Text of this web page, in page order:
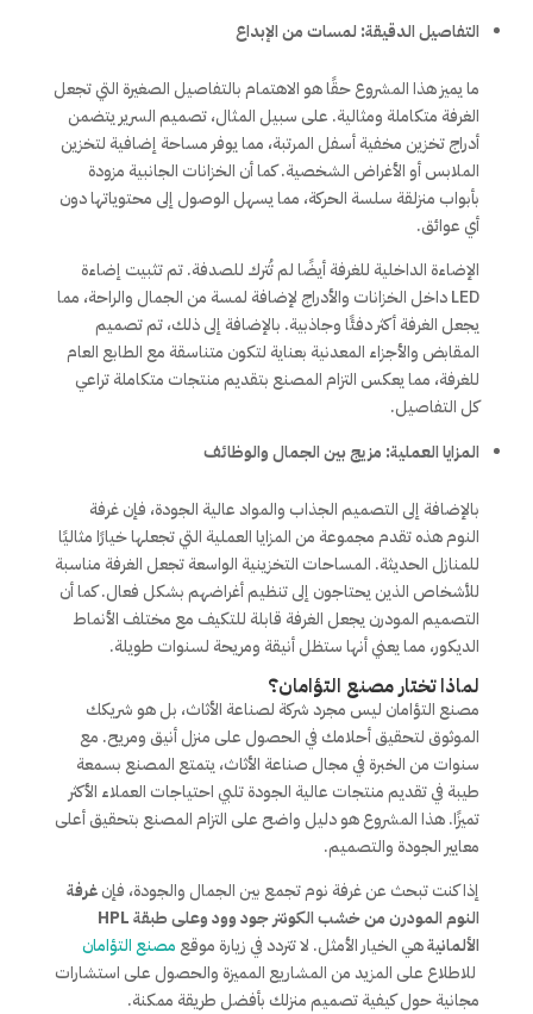
التفاصيل الدقيقة: لمسات من الإبداع
ما يميز هذا المشروع حقًا هو الاهتمام بالتفاصيل الصغيرة التي تجعل
الغرفة متكاملة ومثالية. على سبيل المثال، تصميم السرير يتضمن
أدراج تخزين مخفية أسفل المرتبة، مما يوفر مساحة إضافية لتخزين
الملابس أو الأغراض الشخصية. كما أن الخزانات الجانبية مزودة
بأبواب منزلقة سلسة الحركة، مما يسهل الوصول إلى محتوياتها دون
أي عوائق.
الإضاءة الداخلية للغرفة أيضًا لم تُترك للصدفة. تم تثبيت إضاءة
LED داخل الخزانات والأدراج لإضافة لمسة من الجمال والراحة، مما
يجعل الغرفة أكثر دفئًا وجاذبية. بالإضافة إلى ذلك، تم تصميم
المقابض والأجزاء المعدنية بعناية لتكون متناسقة مع الطابع العام
للغرفة، مما يعكس التزام المصنع بتقديم منتجات متكاملة تراعي
كل التفاصيل.
المزايا العملية: مزيج بين الجمال والوظائف
بالإضافة إلى التصميم الجذاب والمواد عالية الجودة، فإن غرفة
النوم هذه تقدم مجموعة من المزايا العملية التي تجعلها خيارًا مثاليًا
للمنازل الحديثة. المساحات التخزينية الواسعة تجعل الغرفة مناسبة
للأشخاص الذين يحتاجون إلى تنظيم أغراضهم بشكل فعال. كما أن
التصميم المودرن يجعل الغرفة قابلة للتكيف مع مختلف الأنماط
الديكور، مما يعني أنها ستظل أنيقة ومريحة لسنوات طويلة.
لماذا تختار مصنع التؤامان؟
مصنع التؤامان ليس مجرد شركة لصناعة الأثاث، بل هو شريكك
الموثوق لتحقيق أحلامك في الحصول على منزل أنيق ومريح. مع
سنوات من الخبرة في مجال صناعة الأثاث، يتمتع المصنع بسمعة
طيبة في تقديم منتجات عالية الجودة تلبي احتياجات العملاء الأكثر
تميزًا. هذا المشروع هو دليل واضح على التزام المصنع بتحقيق أعلى
معايير الجودة والتصميم.
إذا كنت تبحث عن غرفة نوم تجمع بين الجمال والجودة، فإنغرفة
النوم المودرن من خشب الكونتر جود وود وعلى طبقة HPL
الألمانيةهي الخيار الأمثل. لا تتردد في زيارة موقع مصنع التؤامان
للاطلاع على المزيد من المشاريع المميزة والحصول على استشارات
مجانية حول كيفية تصميم منزلك بأفضل طريقة ممكنة.